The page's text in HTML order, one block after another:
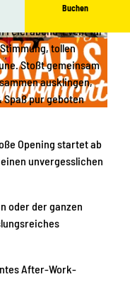
Knösche, Oskarshausen, Erlebnis
heimat Erzgebirge
Buchen
Sommernächten
Feierabend-Event für
tollen
Stoßt gemeinsam
ausklingen,
pur geboten
Opening startet ab
unvergesslichen
oder der ganzen
After-Work-